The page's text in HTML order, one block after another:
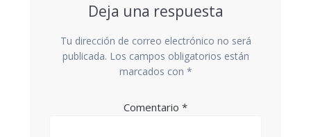
Deja una respuesta
Tu dirección de correo electrónico no será
publicada. Los campos obligatorios están
marcados con *
Comentario *